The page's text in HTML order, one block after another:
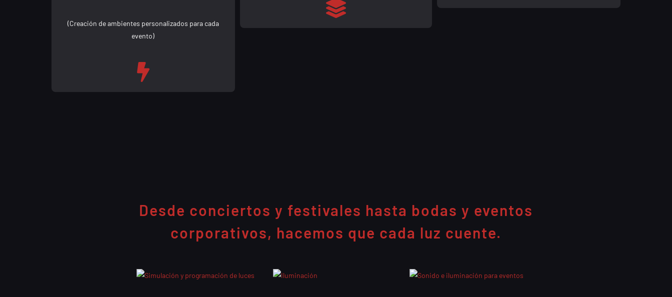
(Creación de ambientes personalizados para cada
evento)
Desde conciertos y festivales hasta bodas y eventos
corporativos, hacemos que cada luz cuente.